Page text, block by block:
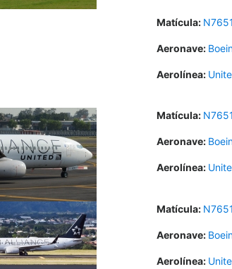
Matícula:
Aeronave:
Aerolínea:
Matícula:
Aeronave:
Aerolínea:
Matícula:
Aeronave:
Aerolínea: